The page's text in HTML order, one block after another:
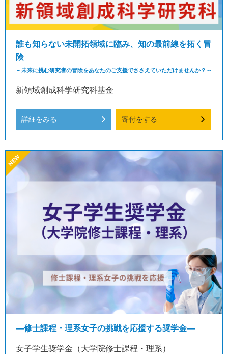
誰も知らない未開拓領域に臨み、知の最前線を拓く冒
険
～未来に挑む研究者の冒険をあなたのご支援でささえていただけませんか？～
新領域創成科学研究科基金
詳細をみる 寄付をする
—修士課程・理系女子の挑戦を応援する奨学金—
女子学生奨学金（大学院修士課程・理系）